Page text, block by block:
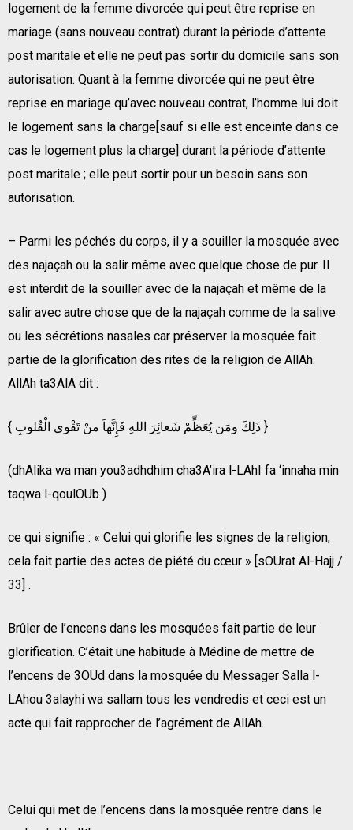
logement de la femme divorcée qui peut être reprise en
mariage (sans nouveau contrat) durant la période d’attente
post maritale et elle ne peut pas sortir du domicile sans son
autorisation. Quant à la femme divorcée qui ne peut être
reprise en mariage qu’avec nouveau contrat, l’homme lui doit
le logement sans la charge[sauf si elle est enceinte dans ce
cas le logement plus la charge] durant la période d’attente
post maritale ; elle peut sortir pour un besoin sans son
autorisation.
– Parmi les péchés du corps, il y a souiller la mosquée avec
des najaçah ou la salir même avec quelque chose de pur. Il
est interdit de la souiller avec de la najaçah et même de la
salir avec autre chose que de la najaçah comme de la salive
ou les sécrétions nasales car préserver la mosquée fait
partie de la glorification des rites de la religion de AllAh.
AllAh ta3AlA dit :
{ ذَلِكَ ومَن يُعَظِّمْ شَعائِرَ اللهِ فَإِنَّهاَ منْ تَقْوى الْقُلوبِ }
(dhAlika wa man you3adhdhim cha3A’ira l-LAhI fa ‘innaha min
taqwa l-qoulOUb )
ce qui signifie : « Celui qui glorifie les signes de la religion,
cela fait partie des actes de piété du cœur » [sOUrat Al-Hajj /
33] .
Brûler de l’encens dans les mosquées fait partie de leur
glorification. C’était une habitude à Médine de mettre de
l’encens de 3OUd dans la mosquée du Messager Salla l-
LAhou 3alayhi wa sallam tous les vendredis et ceci est un
acte qui fait rapprocher de l’agrément de AllAh.
Celui qui met de l’encens dans la mosquée rentre dans le